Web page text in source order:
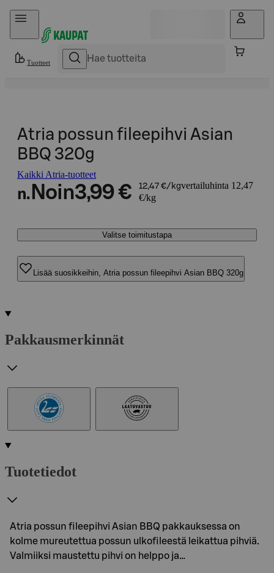
Hyppää sisältöön
Tuotteet
Atria possun fileepihvi Asian
BBQ 320g
Kaikki Atria-tuotteet
n. Noin3,99 € 12,47 €/kgvertailuhinta 12,47
€/kg
Valitse toimitustapa
Lisää suosikkeihin, Atria possun fileepihvi Asian BBQ 320g
Pakkausmerkinnät
Tuotetiedot
Atria possun fileepihvi Asian BBQ pakkauksessa on
kolme mureutettua possun ulkofileestä leikattua pihviä.
Valmiiksi maustettu pihvi on helppo ja…